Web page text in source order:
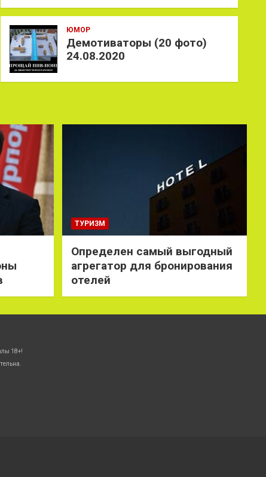
ЮМОР
Демотиваторы (20 фото)
24.08.2020
ТУРИЗМ
Определен самый выгодный
агрегатор для бронирования
отелей
18+!